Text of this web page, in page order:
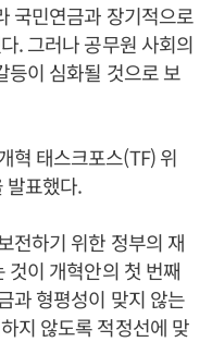
국민연금과 장기적으로
. 그러나 공무원 사회의
등이 심화될 것으로 보
혁 태스크포스(TF) 위
발표했다.
전하기 위한 정부의 재
것이 개혁안의 첫 번째
과 형평성이 맞지 않는
지 않도록 적정선에 맞